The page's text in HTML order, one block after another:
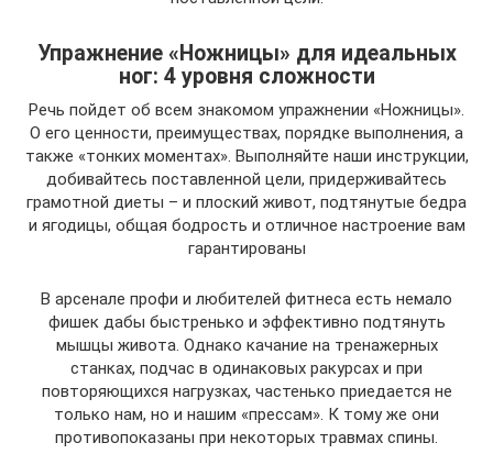
Упражнение «Ножницы» для идеальных
ног: 4 уровня сложности
Речь пойдет об всем знакомом упражнении «Ножницы».
О его ценности, преимуществах, порядке выполнения, а
также «тонких моментах». Выполняйте наши инструкции,
добивайтесь поставленной цели, придерживайтесь
грамотной диеты – и плоский живот, подтянутые бедра
и ягодицы, общая бодрость и отличное настроение вам
гарантированы
В арсенале профи и любителей фитнеса есть немало
фишек дабы быстренько и эффективно подтянуть
мышцы живота. Однако качание на тренажерных
станках, подчас в одинаковых ракурсах и при
повторяющихся нагрузках, частенько приедается не
только нам, но и нашим «прессам». К тому же они
противопоказаны при некоторых травмах спины.